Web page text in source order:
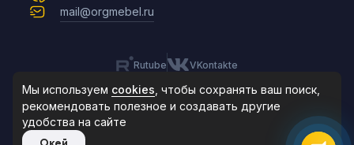
mail@orgmebel.ru
Rutube VKontakte
8 (495) 183-47-87
По будням с 09:30 до 18:30
Мы используем cookies , чтобы сохранять ваш поиск,
рекомендовать полезное и создавать другие
удобства на сайте